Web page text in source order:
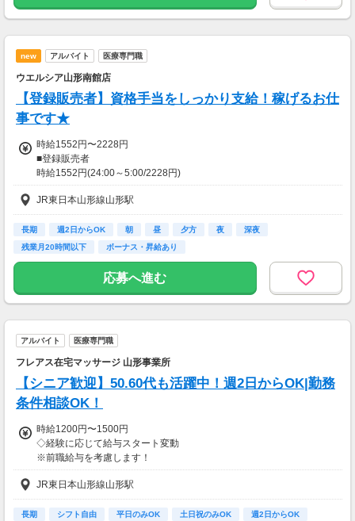
一部支給
new アルバイト 医療専門職
ウエルシア山形南館店
【登録販売者】資格手当をしっかり支給！稼げるお仕
事です★
時給1552円〜2228円
■登録販売者
時給1552円(24:00～5:00/2228円)
※深夜割増含む
※管理者要件を満たしている方
昇格に応じて＋20～200円昇給あり
※高校生は対象外
【交通費】
JR東日本山形線山形駅
長期 週2日からOK 朝 昼 夕方 夜
深夜
残業月20時間以下
ボーナス・昇給あり
応募へ進む
アルバイト 医療専門職
フレアス在宅マッサージ 山形事業所
【シニア歓迎】50.60代も活躍中！週2日からOK|勤務
条件相談OK！
時給1200円〜1500円
◇経験に応じて給与スタート変動
※前職給与を考慮します！
◇施術管理者の場合、別途手当あり
◇昇給賞与あり
（会社業績、個人評価に応じて）
JR東日本山形線山形駅
長期 シフト自由 平日のみOK 土日祝のみOK
週2日からOK